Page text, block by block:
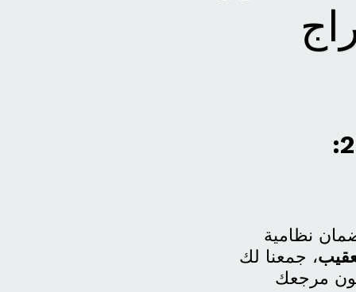
الدليل الشامل لزواج السعودي من أجنبية 2026:
نظامية
، جمعنا لك
الحديثة لعام 1447هـ - 2026م لتكون مرجعك